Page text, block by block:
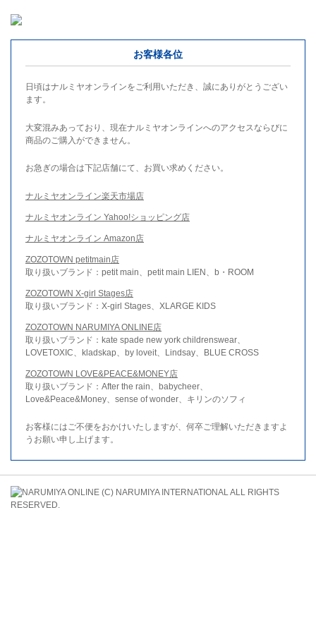
お客様各位
日頃はナルミヤオンラインをご利用いただき、誠にありがとうござい
ます。
大変混みあっており、現在ナルミヤオンラインへのアクセスならびに
商品のご購入ができません。
お急ぎの場合は下記店舗にて、お買い求めください。
ナルミヤオンライン楽天市場店
ナルミヤオンライン Yahoo!ショッピング店
ナルミヤオンライン Amazon店
ZOZOTOWN petitmain店
取り扱いブランド：petit main、petit main LIEN、b・ROOM
ZOZOTOWN X-girl Stages店
取り扱いブランド：X-girl Stages、XLARGE KIDS
ZOZOTOWN NARUMIYA ONLINE店
取り扱いブランド：kate spade new york childrenswear、
LOVETOXIC、kladskap、by loveit、Lindsay、BLUE CROSS
ZOZOTOWN LOVE&PEACE&MONEY店
取り扱いブランド：After the rain、babycheer、
Love&Peace&Money、sense of wonder、キリンのソフィ
お客様にはご不便をおかけいたしますが、何卒ご理解いただきますよ
うお願い申し上げます。